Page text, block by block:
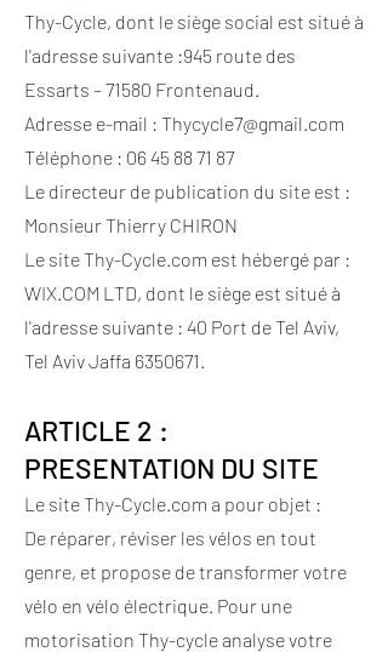
Thy-Cycle, dont le siège social est situé à
l'adresse suivante :945 route des
Essarts – 71580 Frontenaud.
Adresse e-mail : Thycycle7@gmail.com
Téléphone : 06 45 88 71 87
Le directeur de publication du site est :
Monsieur Thierry CHIRON
Le site Thy-Cycle.com est hébergé par :
WIX.COM LTD, dont le siège est situé à
l'adresse suivante : 40 Port de Tel Aviv,
Tel Aviv Jaffa 6350671.
ARTICLE 2 :
PRESENTATION DU SITE
Le site Thy-Cycle.com a pour objet :
De réparer, réviser les vélos en tout
genre, et propose de transformer votre
vélo en vélo électrique. Pour une
motorisation Thy-cycle analyse votre